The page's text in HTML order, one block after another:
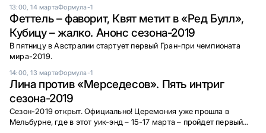
командах в будущем году?
13:00, 14 мартаФормула-1
Феттель – фаворит, Квят метит в «Ред Булл»,
Кубицу – жалко. Анонс сезона-2019
В пятницу в Австралии стартует первый Гран-при чемпионата
мира-2019.
14:00, 13 мартаФормула-1
Лина против «Мерседесов». Пять интриг
сезона-2019
Сезон-2019 открыт. Официально! Церемония уже прошла в
Мельбурне, где в этот уик-энд – 15-17 марта – пройдет первый